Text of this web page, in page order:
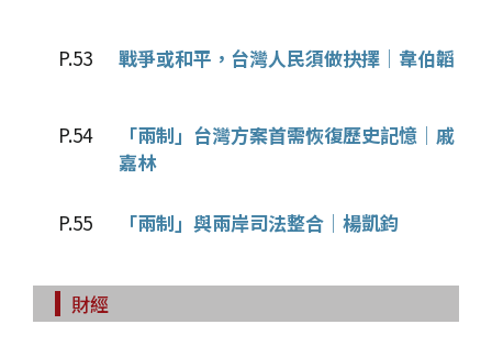
P.53 戰爭或和平，台灣人民須做抉擇│韋伯韜
P.54
「兩制」台灣方案首需恢復歷史記憶│戚
嘉林
P.55 「兩制」與兩岸司法整合│楊凱鈞
財經